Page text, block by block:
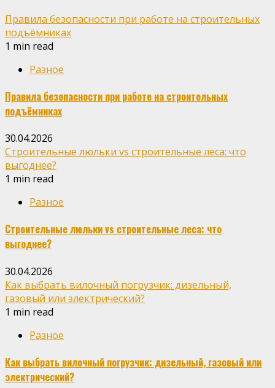
Правила безопасности при работе на строительных
подъёмниках
1 min read
Разное
Правила безопасности при работе на строительных
подъёмниках
30.04.2026
Строительные люльки vs строительные леса: что
выгоднее?
1 min read
Разное
Строительные люльки vs строительные леса: что
выгоднее?
30.04.2026
Как выбрать вилочный погрузчик: дизельный,
газовый или электрический?
1 min read
Разное
Как выбрать вилочный погрузчик: дизельный, газовый или
электрический?